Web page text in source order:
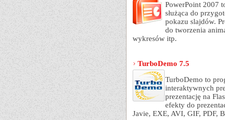
PowerPoint 2007
służąca do
pokazu slajdów.
do tworzenia
wykresów itp.
TurboDemo 7.5
TurboDemo to
interaktywnych
prezentację na
efekty do
Javie, EXE, AVI, GIF, PDF,